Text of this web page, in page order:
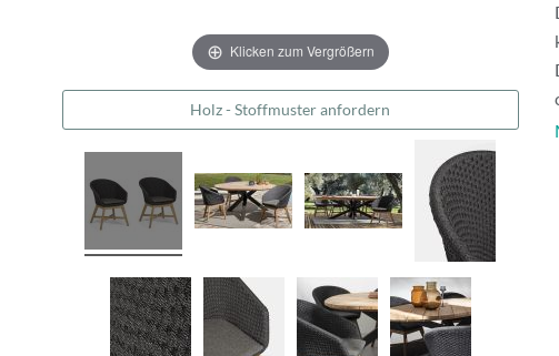
Klicken zum Vergrößern
Holz - Stoffmuster anfordern